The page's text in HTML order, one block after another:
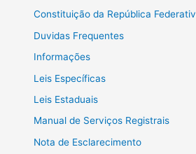
Constituição da República
Duvidas Frequentes
Informações
Leis Específicas
Leis Estaduais
Manual de Serviços Registrais
Nota de Esclarecimento